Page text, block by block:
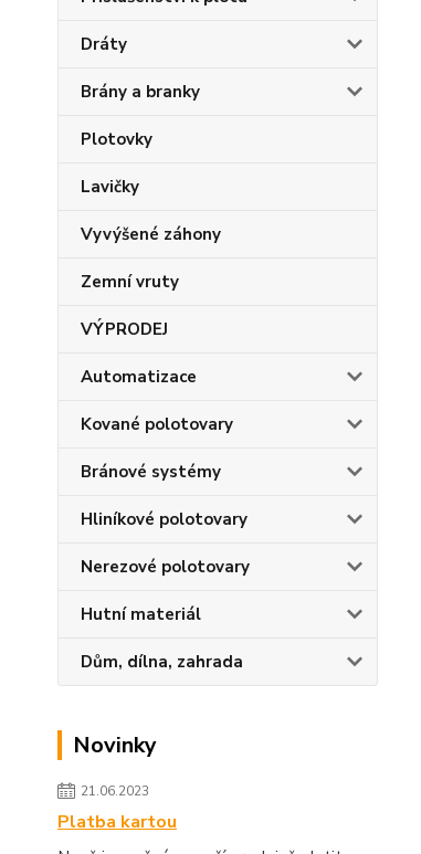
Dráty
Brány a branky
Plotovky
Lavičky
Vyvýšené záhony
Zemní vruty
VÝPRODEJ
Automatizace
Kované polotovary
Bránové systémy
Hliníkové polotovary
Nerezové polotovary
Hutní materiál
Dům, dílna, zahrada
Novinky
21.06.2023
Platba kartou